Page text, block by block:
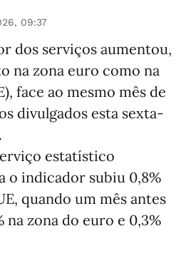
09:37
dos serviços aumentou,
na zona euro como na
face ao mesmo mês de
divulgados esta sexta-
estatístico
o indicador subiu 0,8%
quando um mês antes
na zona do euro e 0,3%